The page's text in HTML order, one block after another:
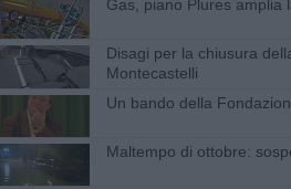
Gas, piano Plures amplia
Disagi per la chiusura
Montecastelli
Un bando della
Maltempo di ottobre: